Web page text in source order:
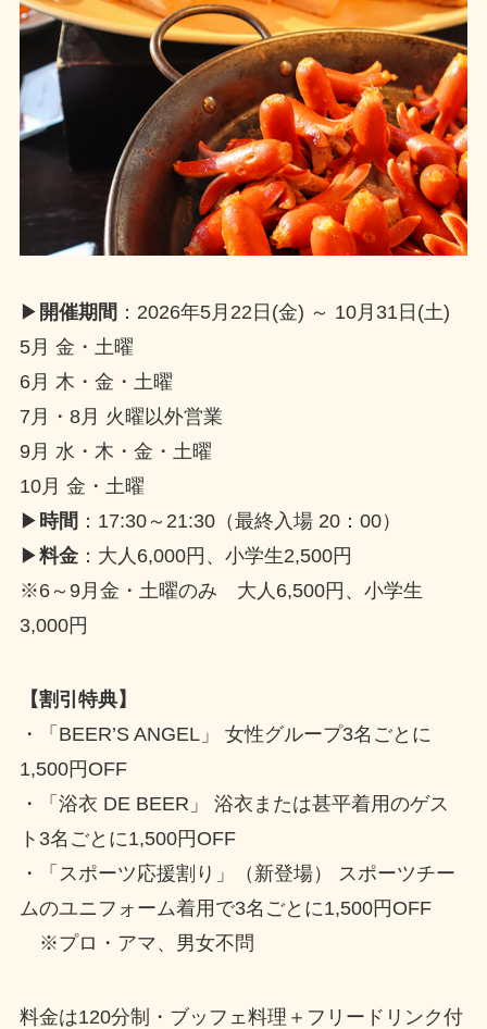
▶ 開催期間 ：2026年5月22日(金) ～ 10月31日(土)
5月 金・土曜
6月 木・金・土曜
7月・8月 火曜以外営業
9月 水・木・金・土曜
10月 金・土曜
▶ 時間 ：17:30～21:30（最終入場 20：00）
▶料金：大人6,000円、小学生2,500円
※6～9月金・土曜のみ 大人6,500円、小学生
3,000円
【割引特典】
・「BEER’S ANGEL」 女性グループ3名ごとに
1,500円OFF
・「浴衣 DE BEER」 浴衣または甚平着用のゲス
ト3名ごとに1,500円OFF
・「スポーツ応援割り」（新登場） スポーツチー
ムのユニフォーム着用で3名ごとに1,500円OFF
※プロ・アマ、男女不問
料金は120分制・ブッフェ料理＋フリードリンク付